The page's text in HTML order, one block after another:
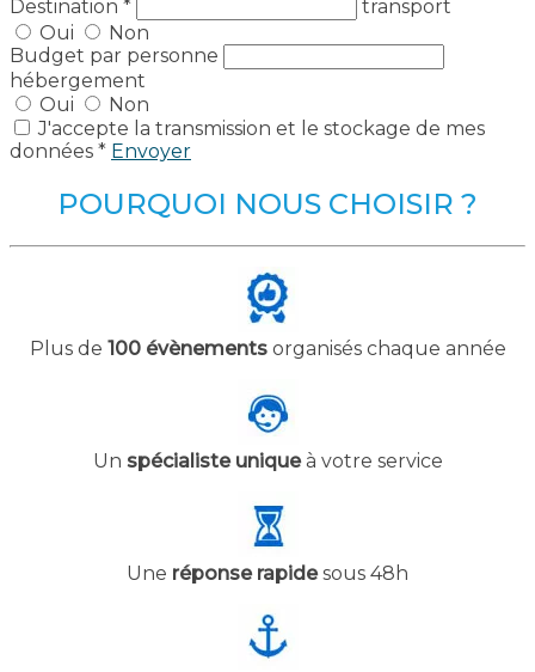
Destination *
transport
Oui
Non
Budget par personne
hébergement
Oui
Non
J'accepte la transmission et le stockage de mes
données * Envoyer
POURQUOI NOUS CHOISIR ?
Plus de 100 évènementsorganisés chaque année
Un spécialiste uniqueà votre service
Une réponse rapidesous 48h